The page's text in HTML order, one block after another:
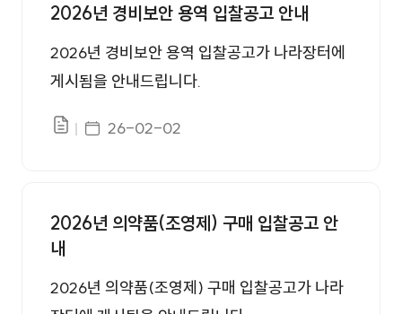
2026년 경비보안 용역 입찰공고 안내
2026년 경비보안 용역 입찰공고가 나라장터에
게시됨을 안내드립니다.
파일있음게시일자
26-02-02
2026년 의약품(조영제) 구매 입찰공고 안
내
2026년 의약품(조영제) 구매 입찰공고가 나라